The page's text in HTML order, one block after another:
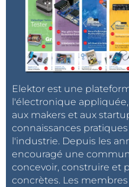
Elektor est une
l'électronique
aux makers et aux
connaissances
l'industrie. Depuis les
encouragé une
concevoir, construire et
concrètes. Les